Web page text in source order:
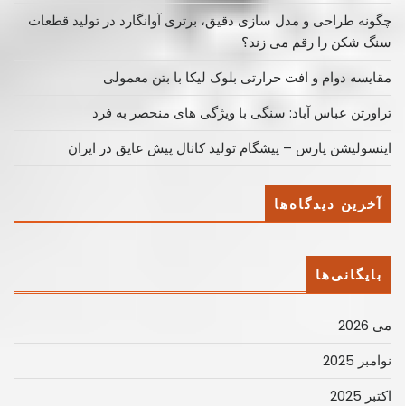
چگونه طراحی و مدل سازی دقیق، برتری آوانگارد در تولید قطعات
سنگ شکن را رقم می زند؟
مقایسه دوام و افت حرارتی بلوک لیکا با بتن معمولی
تراورتن عباس آباد: سنگی با ویژگی های منحصر به فرد
اینسولیشن پارس – پیشگام تولید کانال پیش عایق در ایران
آخرین دیدگاه‌ها
بایگانی‌ها
می 2026
نوامبر 2025
اکتبر 2025